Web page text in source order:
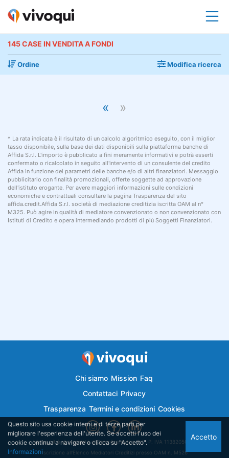
145 CASE IN VENDITA A FONDI
Ordine Modifica ricerca
« »
* La rata indicata è il risultato di un calcolo algoritmico eseguito, con il miglior
tasso disponibile, sulla base dei dati disponibili sulla piattaforma banche di
Affida S.r.l. L'importo è pubblicato a fini meramente informativi e potrà esserti
confermato o ricalcolato in seguito all'intervento di un consulente del credito
Affida in funzione dei parametri delle banche e/o di altri finanziatori. Messaggio
pubblicitario con finalità promozionali, offerte soggette ad approvazione
dell'istituto erogante. Per avere maggiori informazioni sulle condizioni
economiche e contrattuali consultare la pagina Trasparenza del sito
affida.credit.Affida S.r.l. società di mediazione creditizia iscritta OAM al n°
M325. Può agire in qualità di mediatore convenzionato o non convenzionato con
Istituti di Credito e opera intermediando prodotti di più Soggetti Finanziatori.
Chi siamo Mission Faq
Contattaci Privacy
Trasparenza Termini e condizioni Cookies
Vivoqui.it è di proprietà di Semplicemutuo Srl - P. IVA 11382050018
Iscrizione all'Elenco Mediatori Creditizi presso OAM n. M526
Questo sito usa cookie interni e di terze parti per
migliorare l'esperienza dell'utente. Se accetti l'uso dei
cookie continua a navigare o clicca su "Accetto".
Informazioni
Accetto